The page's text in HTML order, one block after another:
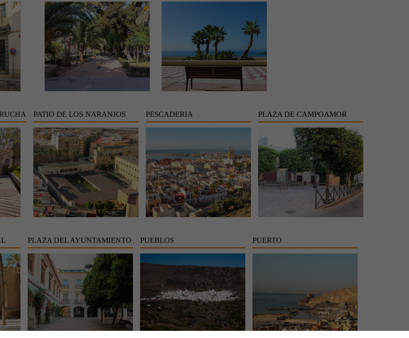
PATIO DE LOS NARANJOS PESCADERIA PLAZA DE CAMPOAMOR
PLAZA DEL AYUNTAMIENTO PUEBLOS PUERTO